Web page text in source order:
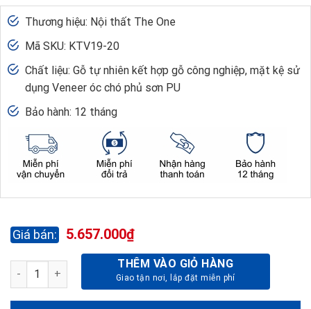
Thương hiệu: Nội thất The One
Mã SKU: KTV19-20
Chất liệu: Gỗ tự nhiên kết hợp gỗ công nghiệp, mặt kệ sử
dụng Veneer óc chó phủ sơn PU
Bảo hành: 12 tháng
5.657.000₫
KỆ TIVI KTV19-20 số lượngTHÊM VÀO GIỎ HÀNG